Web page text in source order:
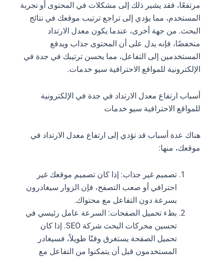
مرتفعًا، فقد يشير ذلك إلى مشكلات في المحتوى أو تجربة
المستخدم، مما يؤدي إلى تراجع ترتيب موقعك في نتائج
البحث. من جهة أخرى، عندما يكون معدل الارتداد
منخفضًا، فإنه يدل على أن المحتوى جذاب ويدفع
المستخدمين إلى التفاعل، مما يحسن ترتيبك في جدة في
الإلكترونية للمواقع الاحترافية سيو خدمات.
أسباب ارتفاع معدل الارتداد في جدة في الإلكترونية
للمواقع الاحترافية سيو خدمات
هناك عدة أسباب قد تؤدي إلى ارتفاع معدل الارتداد في
موقعك، منها:
تصميم غير جذاب: إذا كان تصميم موقعك غير
احترافي أو صعب التصفح، فإن الزوار سيغادرون
بسرعة دون التفاعل مع محتواك.
بطء تحميل الصفحات: السرعة عامل رئيسي في
تحسين محركات البحث شركة SEO. إذا كان
تحميل الصفحة يستغرق وقتًا طويلاً، فسيغادر
المستخدمون قبل أن يتمكنوا من التفاعل مع